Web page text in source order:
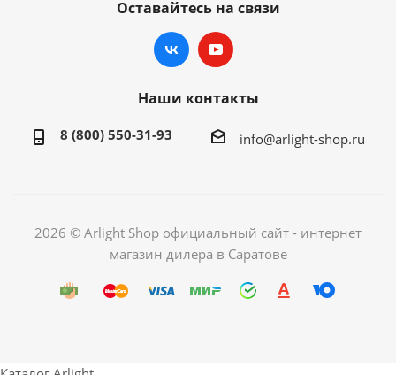
Оставайтесь на связи
Наши контакты
8 (800) 550-31-93 info@arlight-shop.ru
2026 © Arlight Shop официальный сайт - интернет
магазин дилера в Саратове